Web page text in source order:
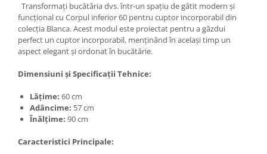
Transformați bucătăria dvs. într-un spațiu de gătit modern și
funcțional cu Corpul inferior 60 pentru cuptor incorporabil din
colecția Blanca. Acest modul este proiectat pentru a găzdui
perfect un cuptor incorporabil, menținând în același timp un
aspect elegant și ordonat în bucătărie.
Dimensiuni și Specificații Tehnice:
Lățime: 60 cm
Adâncime: 57 cm
Înălțime: 90 cm
Caracteristici Principale: